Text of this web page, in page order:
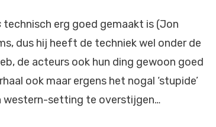
technisch erg goed gemaakt is (Jon
dus hij heeft de techniek wel onder de
de acteurs ook hun ding gewoon goed
ook maar ergens het nogal ‘stupide’
western-setting te overstijgen…